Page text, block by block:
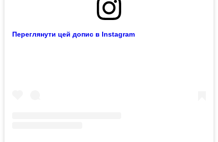
Переглянути цей допис в Instagram